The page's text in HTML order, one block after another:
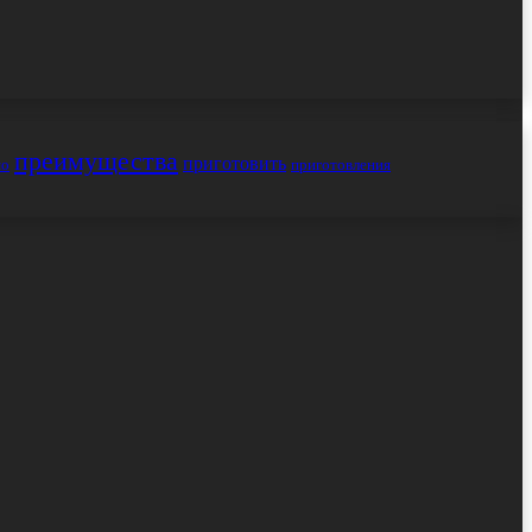
преимущества приготовить приготовления